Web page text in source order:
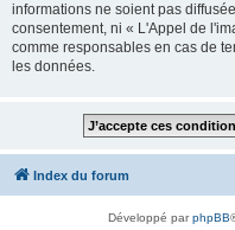
informations ne soient pas
consentement, ni « L'Appel de
comme responsables en cas de
les données.
Index du forum
Développé parphpBB